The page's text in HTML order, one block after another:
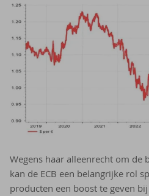
Wegens haar alleenrecht om de
kan de ECB een belangrijke rol
producten een boost te geven